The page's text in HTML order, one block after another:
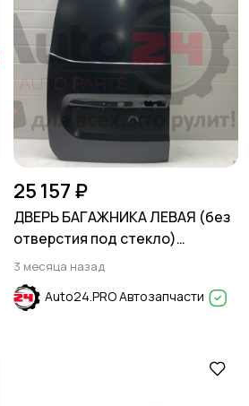
25 157 ₽
ДВЕРЬ БАГАЖНИКА ЛЕВАЯ (без
отверстия под стекло)
RENAULT DOKKER 2012-2020
3 месяца назад
Auto24.PRO Автозапчасти